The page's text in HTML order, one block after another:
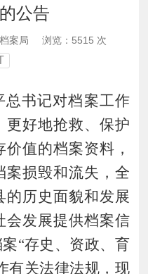
公告
案局 浏览： 5515 次
总书记对档案工作
更好地抢救、保护
值的档案资料，
案损毁和流失，全
的历史面貌和发展
会发展提供档案信
“存史、资政、育
有关法律法规 ，现